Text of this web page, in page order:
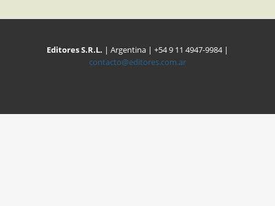
Editores S.R.L. | Argentina | +54 9 11 4947-9984 |
contacto@editores.com.ar